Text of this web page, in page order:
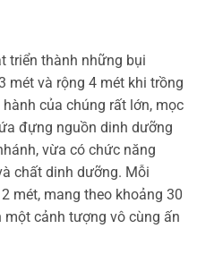
triển thành những bụi
mét và rộng 4 mét khi trồng
của chúng rất lớn, mọc
đựng nguồn dinh dưỡng
vừa có chức năng
chất dinh dưỡng. Mỗi
mét, mang theo khoảng 30
một cảnh tượng vô cùng ấn